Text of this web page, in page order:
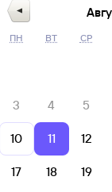
Верни билет в
ПН ВТ СР
3 4 5
10 11 12
17 18 19